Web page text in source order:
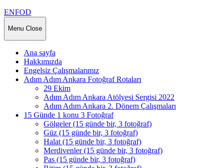
ENFOD
Menu Close
Ana sayfa
Hakkımızda
Engelsiz Çalışmalarımız
Adım Adım Ankara Fotoğraf Rotaları
29 Ekim
Adım Adım Ankara Atölyesi Sergisi 2022
Adım Adım Ankara 2. Dönem Çalışmaları
15 Günde 1 konu 3 Fotoğraf
Gölgeler (15 günde bir, 3 fotoğraf)
Güz (15 günde bir, 3 fotoğraf)
Halat (15 günde bir, 3 fotoğraf)
Merdivenler (15 günde bir, 3 fotoğraf)
Pas (15 günde bir, 3 fotoğraf)